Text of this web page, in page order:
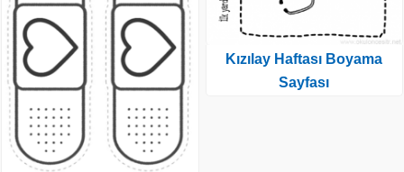
Kızılay Haftası Boyama
Sayfası